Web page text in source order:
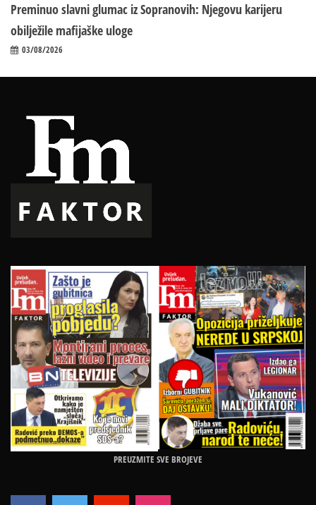
Preminuo slavni glumac iz Sopranovih: Njegovu karijeru
obilježile mafijaške uloge
03/08/2026
PREUZMITE SVE BROJEVE